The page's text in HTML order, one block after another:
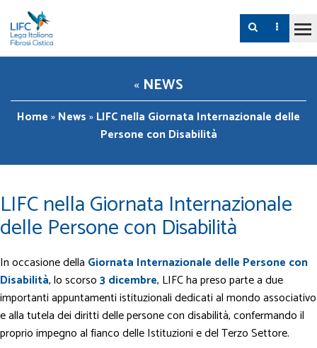
« NEWS
Home»News»LIFC nella Giornata Internazionale delle
Persone con Disabilità
LIFC nella Giornata Internazionale
delle Persone con Disabilità
In occasione della Giornata Internazionale delle Persone con
Disabilità, lo scorso3 dicembre, LIFC ha preso parte a due
importanti appuntamenti istituzionali dedicati al mondo associativo
e alla tutela dei diritti delle persone con disabilità, confermando il
proprio impegno al fianco delle Istituzioni e del Terzo Settore.